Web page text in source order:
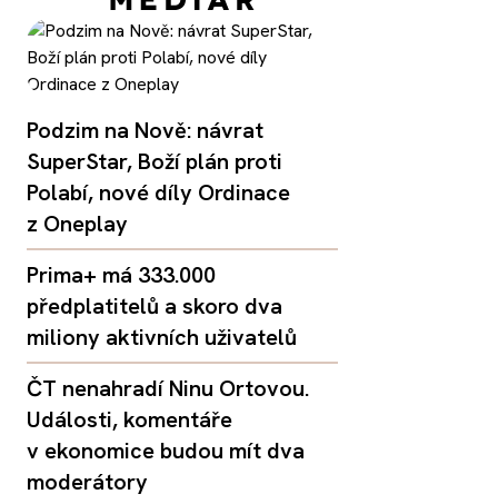
Podzim na Nově: návrat
SuperStar, Boží plán proti
Polabí, nové díly Ordinace
z Oneplay
Prima+ má 333.000
předplatitelů a skoro dva
miliony aktivních uživatelů
ČT nenahradí Ninu Ortovou.
Události, komentáře
v ekonomice budou mít dva
moderátory